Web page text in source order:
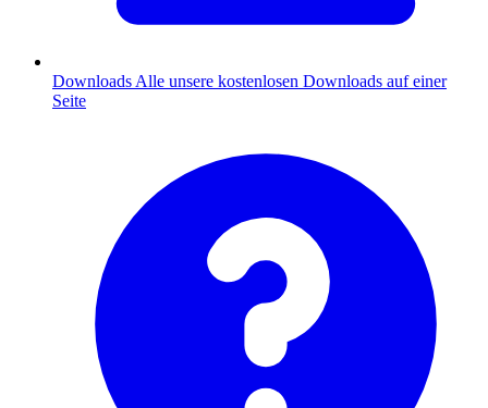
Downloads Alle unsere kostenlosen Downloads auf einer
Seite